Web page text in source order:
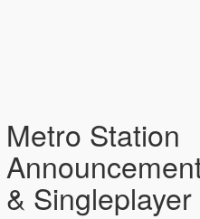
Metro Station
& Singleplayer